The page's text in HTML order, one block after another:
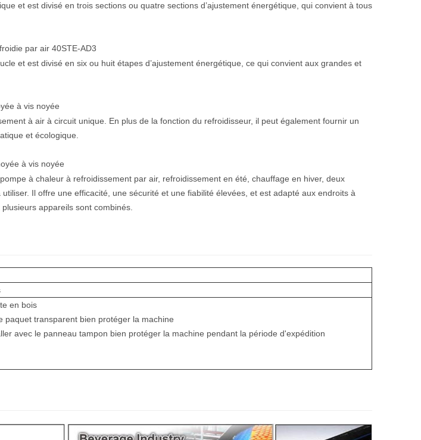
et est divisé en trois sections ou quatre sections d’ajustement énergétique, qui convient à tous
par air 40STE-AD3
et est divisé en six ou huit étapes d’ajustement énergétique, ce qui convient aux grandes et
à vis noyée
à air à circuit unique. En plus de la fonction du refroidisseur, il peut également fournir un
et écologique.
à vis noyée
à chaleur à refroidissement par air, refroidissement en été, chauffage en hiver, deux
Il offre une efficacité, une sécurité et une fiabilité élevées, et est adapté aux endroits à
appareils sont combinés.
en bois
paquet transparent bien protéger la machine
avec le panneau tampon bien protéger la machine pendant la période d'expédition